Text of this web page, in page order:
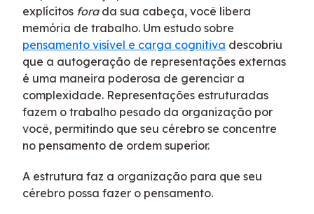
explícitos forada sua cabeça, você libera
memória de trabalho. Um estudo sobre
pensamento visível e carga cognitiva descobriu
que a autogeração de representações externas
é uma maneira poderosa de gerenciar a
complexidade. Representações estruturadas
fazem o trabalho pesado da organização por
você, permitindo que seu cérebro se concentre
no pensamento de ordem superior.
A estrutura faz a organização para que seu
cérebro possa fazer o pensamento.